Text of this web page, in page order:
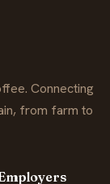
Connecting
from farm to